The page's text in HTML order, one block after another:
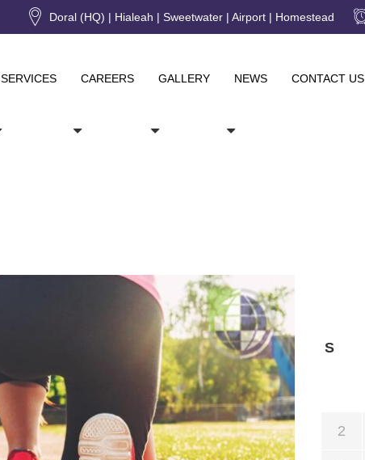
Doral (HQ) | Hialeah | Sweetwater | Airport | Homestead
SERVICES CAREERS GALLERY NEWS CONTACT US
S
2